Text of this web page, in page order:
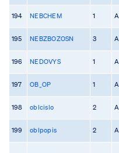
194 NEBCHEM 1 A
195 NEBZBOZOSN 3 A
196 NEDOVYS 1 A
197 OB_OP 1 A
198 oblcislo 2 A
199 oblpopis 2 A